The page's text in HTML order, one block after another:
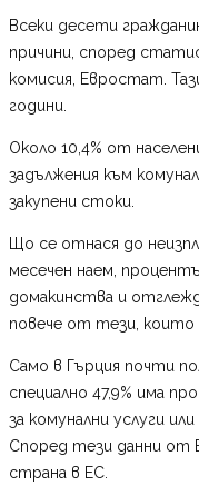
Всеки десети
причини, според
комисия, Евростат.
години.
Около 10,4% от
задължения към
закупени стоки.
Що се отнася до
месечен наем,
домакинства и
повече от тези, които
Само в Гърция почти
специално 47,9% има
за комунални услуги
Според тези данни от
страна в ЕС.